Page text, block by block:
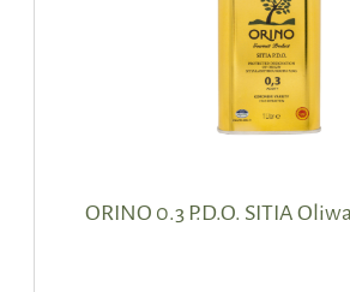
ORINO 0.3 P.D.O. SITIA